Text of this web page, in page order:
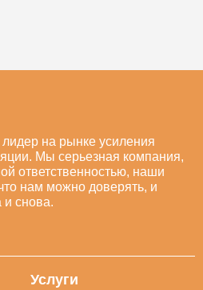
на рынке усиления
Мы серьезная компания,
ответственностью, наши
нам можно доверять, и
снова.
Услуги